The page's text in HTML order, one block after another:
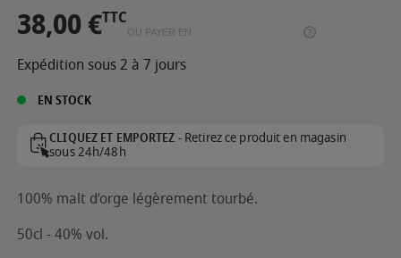
38,00 €TTC
OU PAYER EN
Expédition sous 2 à 7 jours
EN STOCK
CLIQUEZ ET EMPORTEZ -Retirez ce produit en magasin
sous 24h/48h
100% malt d’orge légèrement tourbé.
50cl - 40% vol.